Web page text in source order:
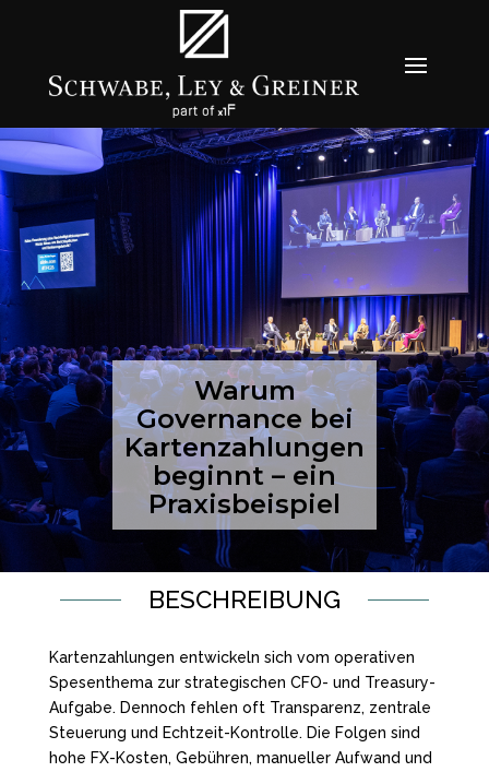
Warum
Governance bei
Kartenzahlungen
beginnt – ein
Praxisbeispiel
BESCHREIBUNG
Kartenzahlungen entwickeln sich vom operativen
Spesenthema zur strategischen CFO- und Treasury-
Aufgabe. Dennoch fehlen oft Transparenz, zentrale
Steuerung und Echtzeit-Kontrolle. Die Folgen sind
hohe FX-Kosten, Gebühren, manueller Aufwand und